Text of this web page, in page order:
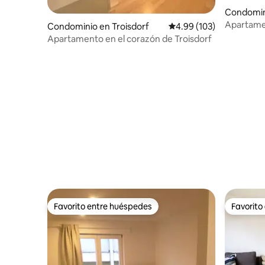
Condominio en Troisdorf Calificación promedio:
4.99 (103)
Apartamento en el corazón de Troisdorf
Favorito entre huéspedes
Favorito entre huéspedes